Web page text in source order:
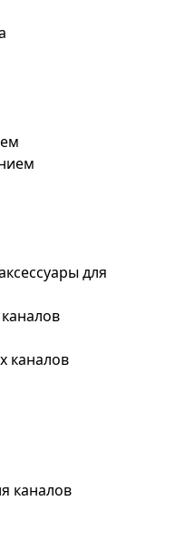
для
каналов
каналов